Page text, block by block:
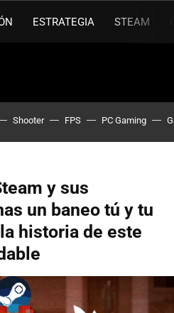
ESTRATEGIA STEAM
Shooter FPS PC Gaming
y sus
un baneo tú y tu
historia de este